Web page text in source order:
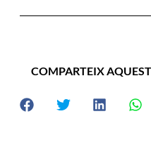
COMPARTEIX